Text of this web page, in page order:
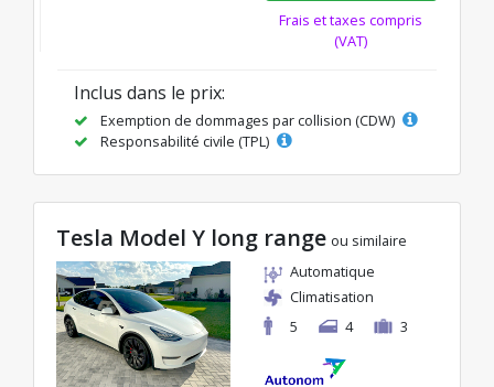
Frais et taxes compris
(VAT)
Inclus dans le prix:
Exemption de dommages par collision (CDW)
Responsabilité civile (TPL)
Tesla Model Y long range ou similaire
Automatique
Climatisation
5
4 3